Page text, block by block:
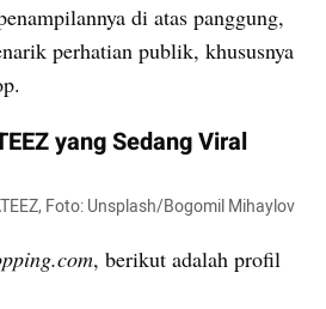
di atas panggung,
perhatian publik, khususnya
yang Sedang Viral
Foto: Unsplash/Bogomil Mihaylov
, berikut adalah profil